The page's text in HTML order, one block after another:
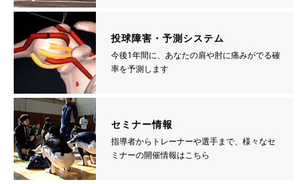
投球障害・予測システム
今後1年間に、あなたの肩や肘に痛みがでる確
率を予測します
セミナー情報
指導者からトレーナーや選手まで、様々なセ
ミナーの開催情報はこちら